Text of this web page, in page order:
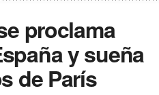
proclama
y sueña
de París